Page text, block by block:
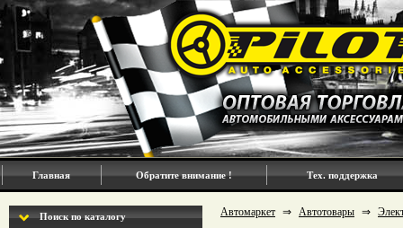
Главная Обратите внимание ! Тех. поддержка
Поиск по каталогу Автомаркет ⇒ Автотовары ⇒